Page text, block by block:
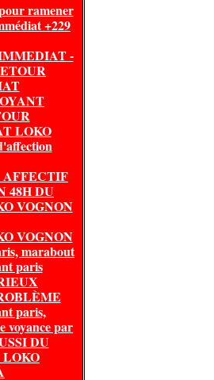
ramener
+229
-
LOKO
48H DU
VOGNON
VOGNON
marabout
paris
paris,
voyance par
DU